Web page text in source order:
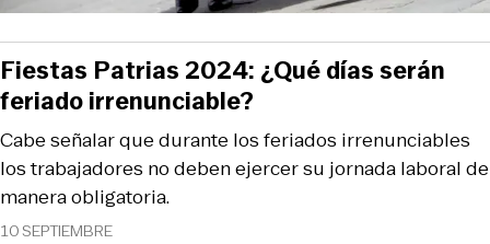
10 SEPTIEMBRE
Cabe señalar que durante los feriados irrenunciables
los trabajadores no deben ejercer su jornada laboral de
manera obligatoria.
Fiestas Patrias 2024: ¿Qué días serán
feriado irrenunciable?